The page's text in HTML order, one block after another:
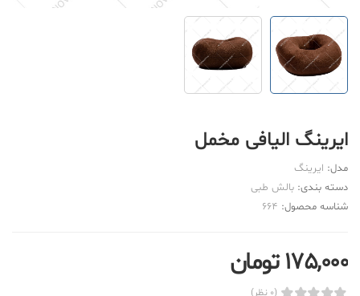
ایرینگ الیافی مخمل
مدل: ایرینگ
دسته بندی: بالش طبی
شناسه محصول: 664
175,000 تومان
(0 نظر)